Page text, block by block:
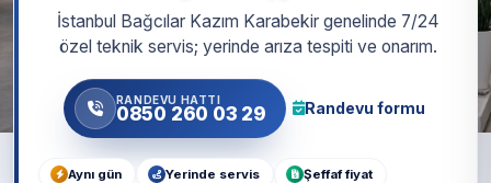
İstanbul Bağcılar Kazım Karabekir genelinde 7/24
özel teknik servis; yerinde arıza tespiti ve onarım.
RANDEVU HATTI
0850 260 03 29 Randevu formu
Aynı gün Yerinde servis Şeffaf fiyat